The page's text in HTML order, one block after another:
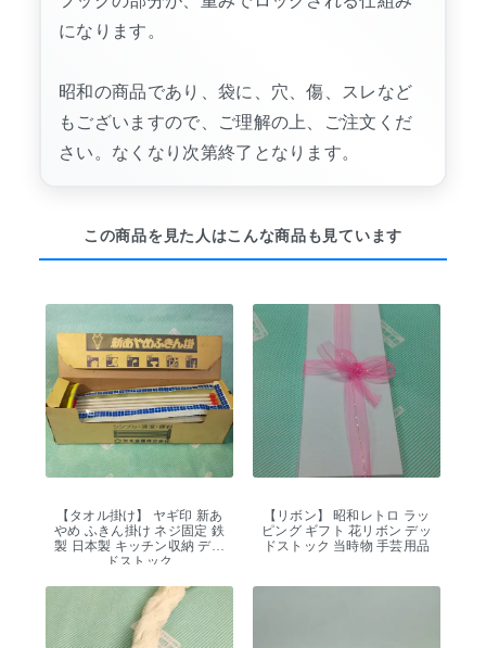
になります。
昭和の商品であり、袋に、穴、傷、スレなど
もございますので、ご理解の上、ご注文くだ
さい。なくなり次第終了となります。
この商品を見た人はこんな商品も見ています
【タオル掛け】 ヤギ印 新あ
やめ ふきん掛け ネジ固定 鉄
製 日本製 キッチン収納 デッ
ドストック
【リボン】 昭和レトロ ラッ
ピング ギフト 花リボン デッ
ドストック 当時物 手芸用品